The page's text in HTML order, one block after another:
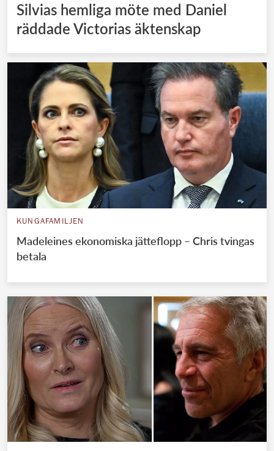
Silvias hemliga möte med Daniel
räddade Victorias äktenskap
KUNGAFAMILJEN
Madeleines ekonomiska jätteflopp – Chris tvingas
betala